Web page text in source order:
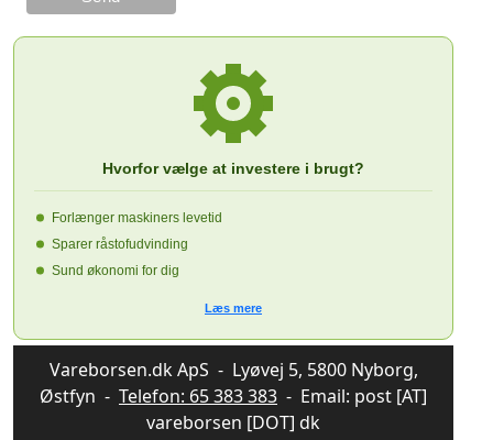
Hvorfor vælge at investere i brugt?
Forlænger maskiners levetid
Sparer råstofudvinding
Sund økonomi for dig
Læs mere
Vareborsen.dk ApS - Lyøvej 5, 5800 Nyborg,
Østfyn - Telefon: 65 383 383 - Email: post [AT]
vareborsen [DOT] dk